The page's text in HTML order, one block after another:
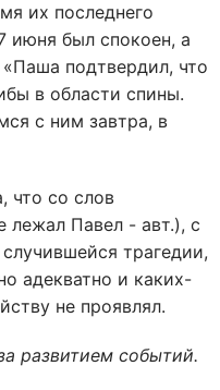
их последнего
июня был спокоен, а
подтвердил, что
в области спины.
с ним завтра, в
что со слов
лежал Павел - авт.), с
трагедии,
адекватно и каких-
не проявлял.
развитием событий.